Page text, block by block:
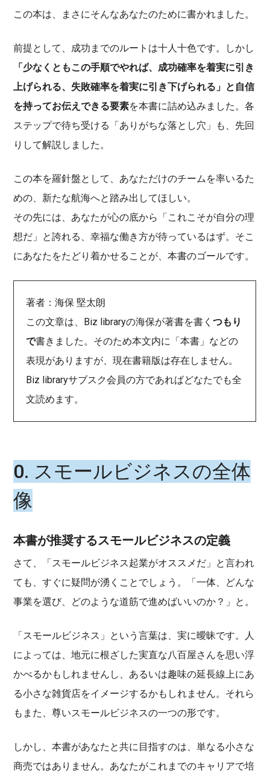
この本は、まさにそんなあなたのために書かれました。
前提として、成功までのルートは十人十色です。しかし
「少なくともこの手順でやれば、成功確率を着実に引き
上げられる、失敗確率を着実に引き下げられる」と自信
を持ってお伝えできる要素を本書に詰め込みました。各
ステップで待ち受ける「ありがちな落とし穴」も、先回
りして解説しました。
この本を羅針盤として、あなただけのチームを率いるた
めの、新たな航海へと踏み出してほしい。
その先には、あなたが心の底から「これこそが自分の理
想だ」と誇れる、幸福な働き方が待っているはず。そこ
にあなたをたどり着かせることが、本書のゴールです。
著者：海保 堅太朗
この文章は、Biz libraryの海保が著書を書くつもり
で書きました。そのため本文内に「本書」などの
表現がありますが、現在書籍版は存在しません。
Biz libraryサブスク会員の方であればどなたでも全
文読めます。
0. スモールビジネスの全体
像
本書が推奨するスモールビジネスの定義
さて、「スモールビジネス起業がオススメだ」と言われ
ても、すぐに疑問が湧くことでしょう。「一体、どんな
事業を選び、どのような道筋で進めばいいのか？」と。
「スモールビジネス」という言葉は、実に曖昧です。人
によっては、地元に根ざした実直な八百屋さんを思い浮
かべるかもしれませんし、あるいは趣味の延長線上にあ
る小さな雑貨店をイメージするかもしれません。それら
もまた、尊いスモールビジネスの一つの形です。
しかし、本書があなたと共に目指すのは、単なる小さな
商売ではありません。あなたがこれまでのキャリアで培